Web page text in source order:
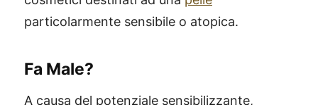
particolarmente sensibile o atopica.
Fa Male?
A causa del potenziale sensibilizzante,